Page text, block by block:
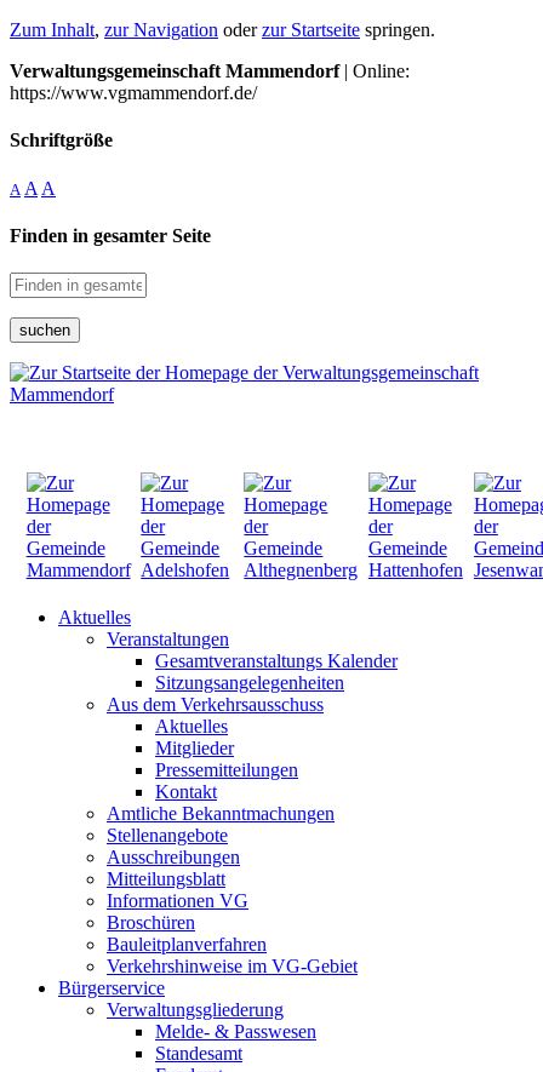
Zum Inhalt, zur Navigation oderzur Startseite springen.
Verwaltungsgemeinschaft Mammendorf| Online:
https://www.vgmammendorf.de/
Schriftgröße
A A A
Finden in gesamter Seite
suchen
Aktuelles
Veranstaltungen
Gesamtveranstaltungs Kalender
Sitzungsangelegenheiten
Aus dem Verkehrsausschuss
Aktuelles
Mitglieder
Pressemitteilungen
Kontakt
Amtliche Bekanntmachungen
Stellenangebote
Ausschreibungen
Mitteilungsblatt
Informationen VG
Broschüren
Bauleitplanverfahren
Verkehrshinweise im VG-Gebiet
Bürgerservice
Verwaltungsgliederung
Melde- & Passwesen
Standesamt